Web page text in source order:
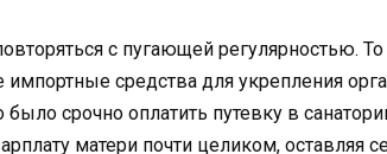
с пугающей регулярностью.
импортные средства для укрепления
срочно оплатить путевку в
матери почти целиком, оставляя